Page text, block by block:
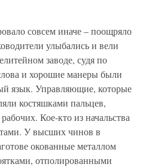
совсем иначе – поощряло
улыбались и вели
заводе, судя по
и хорошие манеры были
язык. Управляющие, которые
костяшками пальцев,
Кое-кто из начальства
У высших чинов в
окованные металлом
отполированными